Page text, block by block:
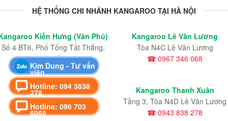
HỆ THỐNG CHI NHÁNH KANGAROO TẠI HÀ NỘI
Kiến Hưng (Văn Phú)
Số 4 BT6, Phố Tống Tất Thắng,
Phường Kiến Hưng
☎ 0989 336 068
Kangaroo Lê Văn Lương
Tòa N4C Lê Văn Lương
☎ 0967 346 068
Kangaroo Cầu Giấy
KĐT Mỹ Đình
☎ 0943 838 278
Kangaroo Thanh Xuân
Tầng 3, Tòa N4D Lê Văn Lương
☎ 0943 838 278
Kim Dung - Tư vấn
viên
Hotline: 094 3838
278
Hotline: 096 703
6068